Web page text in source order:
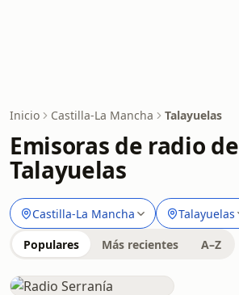
Inicio Castilla-La Mancha Talayuelas
Emisoras de radio de
Talayuelas
Castilla-La Mancha Talayuelas
Populares Más recientes A–Z